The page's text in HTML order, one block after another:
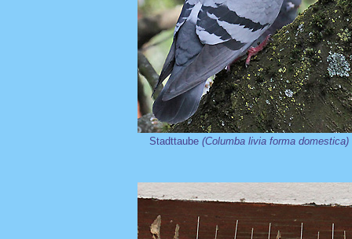
Stadttaube (Columba livia forma domestica)